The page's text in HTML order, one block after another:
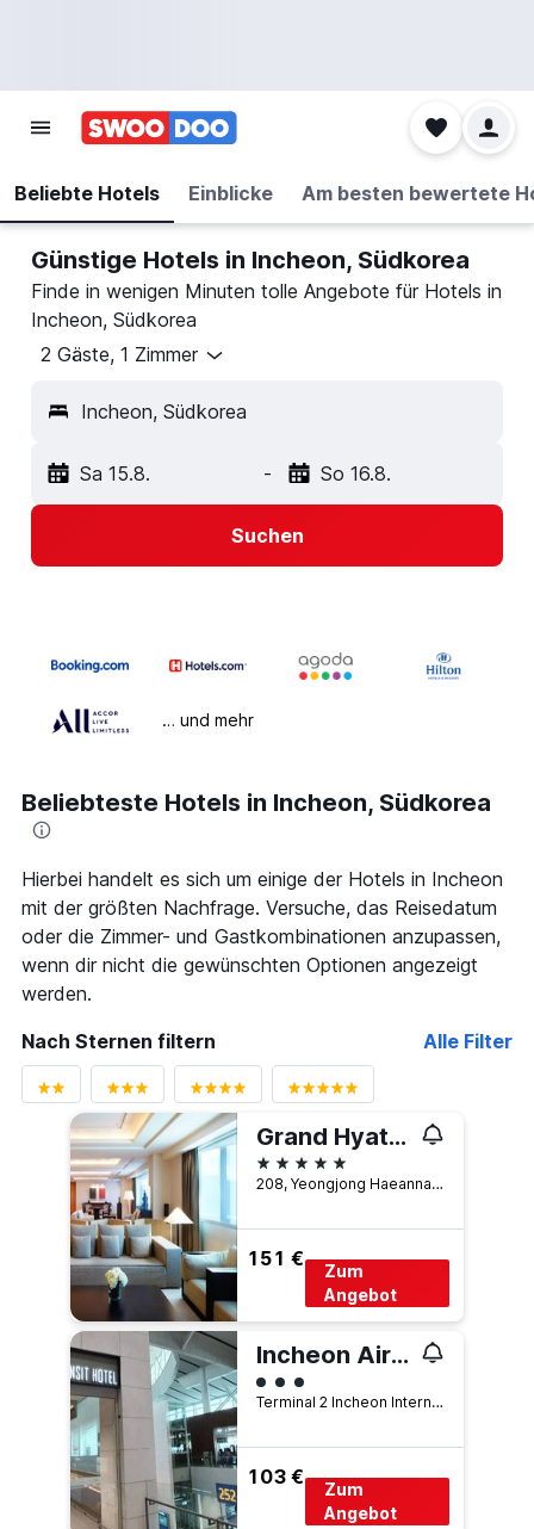
Beliebte Hotels Einblicke Am besten bewertete
Günstige Hotels in Incheon, Südkorea
Finde in wenigen Minuten tolle Angebote für Hotels in
Incheon, Südkorea
2 Gäste, 1 Zimmer
Incheon, Südkorea
Sa 15.8. - So 16.8.
Suchen
… und mehr
Beliebteste Hotels in Incheon, Südkorea
Hierbei handelt es sich um einige der Hotels in Incheon
mit der größten Nachfrage. Versuche, das Reisedatum
oder die Zimmer- und Gastkombinationen anzupassen,
wenn dir nicht die gewünschten Optionen angezeigt
werden.
Nach Sternen filtern
Alle Filter
Grand Hyatt Incheon
5 Sterne
208, Yeongjong Haeannam-ro 321beon-gil, Jung-Gu, Incheon, Südkorea
151 €
Zum
Angebot
Incheon Airport Transit Hotel - Terminal 2
Bewertungskategorie 3
Terminal 2 Incheon International Airport, Incheon, Südkorea
103 €
Zum
Angebot